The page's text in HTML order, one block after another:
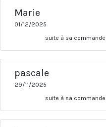
Marie
01/12/2025
suite à sa commande
pascale
29/11/2025
suite à sa commande